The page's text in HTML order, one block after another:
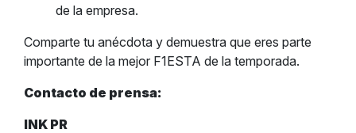
de la empresa.
Comparte tu anécdota y demuestra que eres parte
importante de la mejor F1ESTA de la temporada.
Contacto de prensa:
INK PR